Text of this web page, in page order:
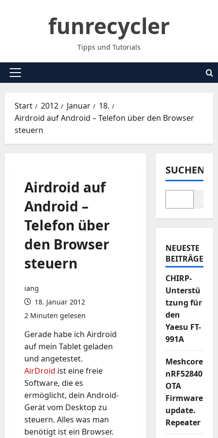
funrecycler
Tipps und Tutorials
Primäres
Start 2012 Januar
18.
Airdroid auf Android – Telefon über den Browser
steuern
Airdroid auf
Android –
Telefon über
den Browser
steuern
iang
18. Januar 2012
2 Minuten gelesen
Gerade habe ich Airdroid
auf mein Tablet geladen
und angetestet.
AirDroid ist eine freie
Software, die es
ermöglicht, dein Android-
Gerät vom Desktop zu
steuern. Alles was man
benötigt ist ein Browser.
SUCHEN
NEUESTE
BEITRÄGE
CHIRP-
Unterstü
tzung für
den
Yaesu FT-
991A
Meshcore
nRF52840
OTA
Firmware
update.
Repeater